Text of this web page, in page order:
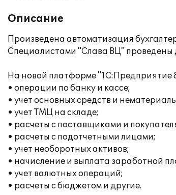
Описание
Произведена автоматизация
Специалистами "Слава ВЦ" проведены
На новой платформе "1С:Предприятие
• операции по банку и кассе;
• учет основных средств и
• учет ТМЦ на складе;
• расчеты с поставщиками и
• расчеты с подотчетными лицами;
• учет необоротных активов;
• начисление и выплата заработной
• учет валютных операций;
• расчеты с бюджетом и другие.